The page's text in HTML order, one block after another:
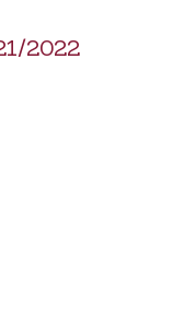
2022